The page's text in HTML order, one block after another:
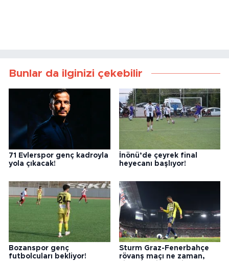
Bunlar da ilginizi çekebilir
71 Evlerspor genç kadroyla
yola çıkacak!
İnönü’de çeyrek final
heyecanı başlıyor!
Bozanspor genç
futbolcuları bekliyor!
Sturm Graz-Fenerbahçe
rövanş maçı ne zaman,